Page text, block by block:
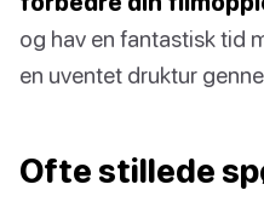
og hav en fantastisk tid
en uventet druktur
Ofte stillede